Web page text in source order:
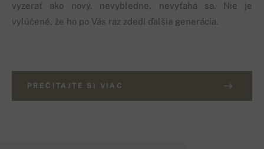
vyzerať ako nový, nevybledne, nevyťahá sa. Nie je
vylúčené, že ho po Vás raz zdedí ďalšia generácia.
PREČITAJTE SI VIAC